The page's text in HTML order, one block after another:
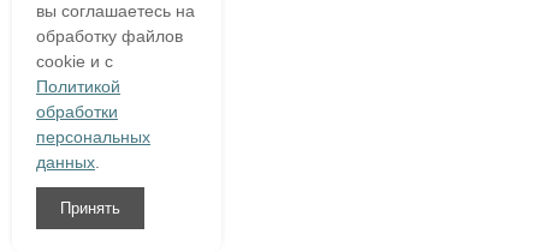
вы соглашаетесь на
обработку файлов
cookie и с
Политикой
обработки
персональных
данных
Принять